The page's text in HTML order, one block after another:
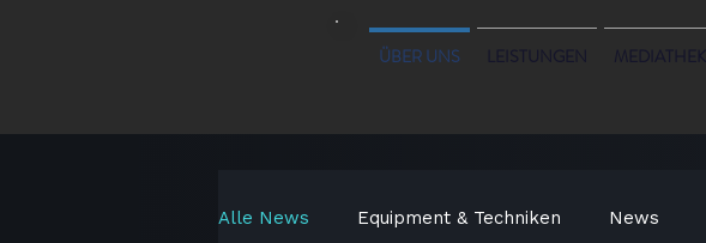
ÜBER UNS
Alle News Equipment & Techniken News